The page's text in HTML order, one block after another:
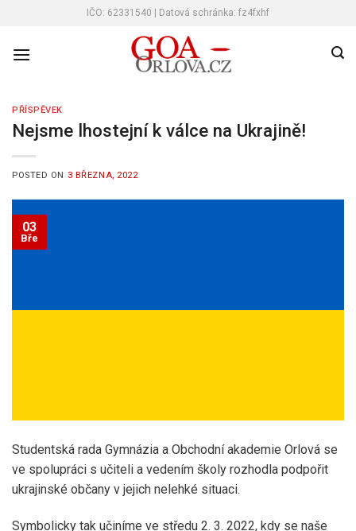
content
IČO: 62331540 | Datová schránka: fz4fxhf
PŘÍSPĚVEK
Nejsme lhostejní k válce na Ukrajině!
POSTED ON 3 BŘEZNA, 2022
03
Bře
Studentská rada Gymnázia a Obchodní akademie Orlová se
ve spolupráci s učiteli a vedením školy rozhodla podpořit
ukrajinské občany v jejich nelehké situaci.
Symbolicky tak učiníme ve středu 2. 3. 2022, kdy se naše